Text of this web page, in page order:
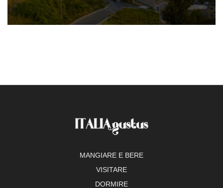
MANGIARE E BERE
VISITARE
DORMIRE